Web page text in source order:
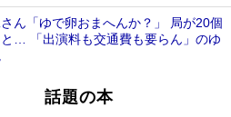
ん「ゆで卵おまへんか？」 局が20個
と… 「出演料も交通費も要らん」のゆ
話題の本